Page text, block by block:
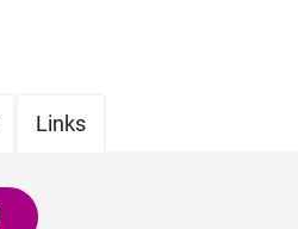
Links